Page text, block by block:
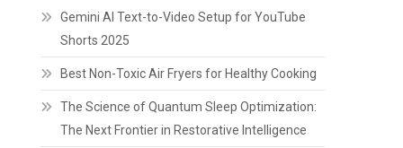
Gemini AI Text-to-Video Setup for YouTube
Shorts 2025
Best Non-Toxic Air Fryers for Healthy Cooking
The Science of Quantum Sleep Optimization:
The Next Frontier in Restorative Intelligence